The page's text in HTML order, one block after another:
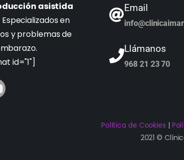
asistida
Especializados en
y problemas de
id="1"]
Email
Llámanos
968 21 23 70
Política de Cookies |
2021 ©